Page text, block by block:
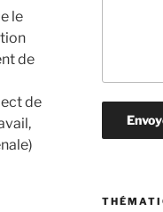
le
de
de